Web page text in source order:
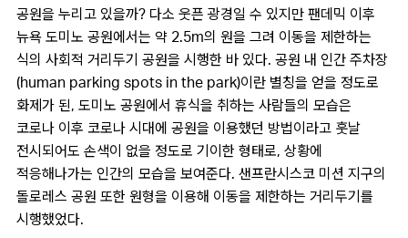
공원을 누리고 있을까? 다소 웃픈 광경일 수 있지만 팬데믹 이후
뉴욕 도미노 공원에서는 약 2.5m의 원을 그려 이동을 제한하는
식의 사회적 거리두기 공원을 시행한 바 있다. 공원 내 인간 주차장
(human parking spots in the park)이란 별칭을 얻을 정도로
화제가 된, 도미노 공원에서 휴식을 취하는 사람들의 모습은
코로나 이후 코로나 시대에 공원을 이용했던 방법이라고 훗날
전시되어도 손색이 없을 정도로 기이한 형태로, 상황에
적응해나가는 인간의 모습을 보여준다. 샌프란시스코 미션 지구의
돌로레스 공원 또한 원형을 이용해 이동을 제한하는 거리두기를
시행했었다.